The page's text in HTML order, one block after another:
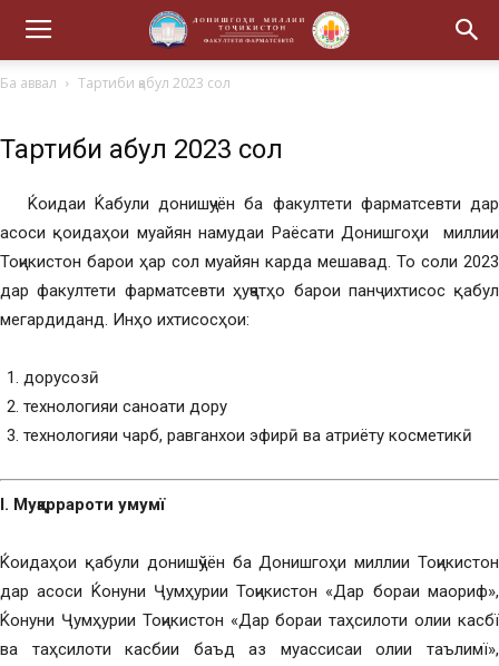
Ба аввал Тартиби қабул 2023 сол
Тартиби қабул 2023 сол
Ќоидаи Ќабули донишҷуён ба факултети фарматсевти дар
асоси қоидаҳои муайян намудаи Раёсати Донишгоҳи миллии
Тоҷикистон барои ҳар сол муайян карда мешавад. То соли 2023
дар факултети фарматсевти ҳуҷҷатҳо барои панҷ ихтисос қабул
мегардиданд. Инҳо ихтисосҳои:
дорусозӣ
технологияи саноати дору
технологияи чарб, равганхои эфирӣ ва атриёту косметикӣ
I. Муқаррароти умумї
Ќоидаҳои қабули донишҷўён ба Донишгоҳи миллии Тоҷикистон
дар асоси Ќонуни Ҷумҳурии Тоҷикистон «Дар бораи маориф»,
Ќонуни Ҷумҳурии Тоҷикистон «Дар бораи таҳсилоти олии касбї
ва таҳсилоти касбии баъд аз муассисаи олии таълимї»,